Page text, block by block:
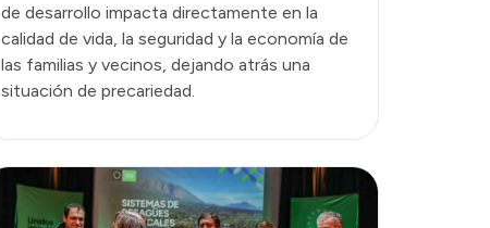
de desarrollo impacta directamente en la
calidad de vida, la seguridad y la economía de
las familias y vecinos, dejando atrás una
situación de precariedad.